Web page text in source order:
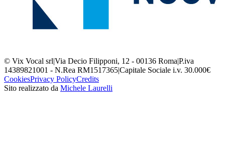
© Vix Vocal srl|Via Decio Filipponi, 12 - 00136 Roma|P.iva
14389821001 - N.Rea RM1517365|Capitale Sociale i.v. 30.000€
CookiesPrivacy PolicyCredits
Sito realizzato da Michele Laurelli